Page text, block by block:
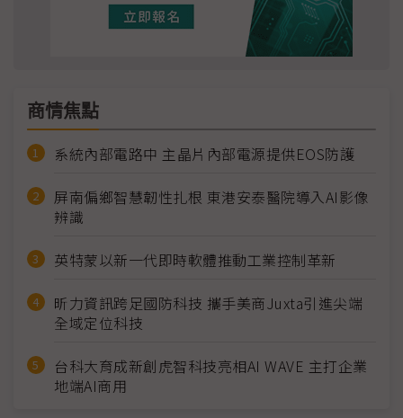
商情焦點
系統內部電路中 主晶片內部電源提供EOS防護
屏南偏鄉智慧韌性扎根 東港安泰醫院導入AI影像
辨識
英特蒙以新一代即時軟體推動工業控制革新
昕力資訊跨足國防科技 攜手美商Juxta引進尖端
全域定位科技
台科大育成新創虎智科技亮相AI WAVE 主打企業
地端AI商用